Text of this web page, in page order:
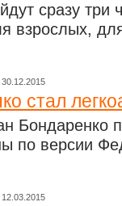
сразу три
взрослых,
30.12.2015
стал
Бондаренко
по версии
12.03.2015